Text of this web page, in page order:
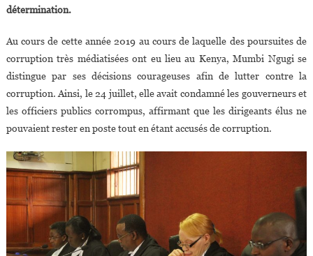
Juge
À
La
Cour
Suprême
De
Du
détermination.
Au cours de cette année 2019 au cours de laquelle des poursuites de
corruption très médiatisées ont eu lieu au Kenya, Mumbi Ngugi se
distingue par ses décisions courageuses afin de lutter contre la
corruption. Ainsi, le 24 juillet, elle avait condamné les gouverneurs et
les officiers publics corrompus, affirmant que les dirigeants élus ne
pouvaient rester en poste tout en étant accusés de corruption.